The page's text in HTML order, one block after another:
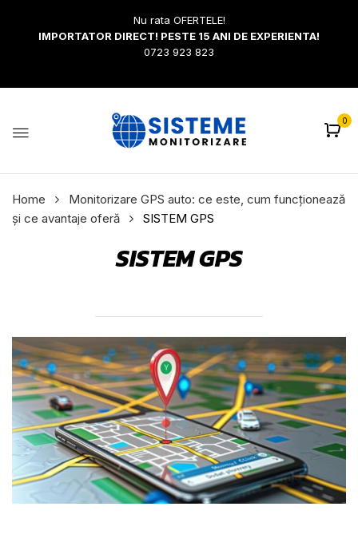
Nu rata OFERTELE!
IMPORTATOR DIRECT! PESTE 15 ANI DE EXPERIENTA!
0723 923 823
0
Home
Monitorizare GPS auto: ce este, cum funcționează
și ce avantaje oferă
SISTEM GPS
SISTEM GPS